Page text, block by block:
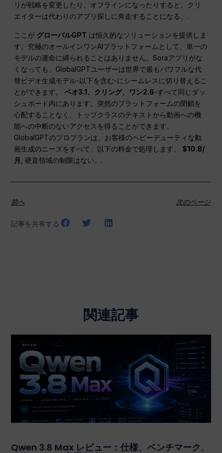
リが戦略を変更したり、オフラインになったりすると、クリ
エイターは代わりのアプリ探しに奔走することになる。.
ここが グローバルGPT は恒久的なソリューションを提供しま
す。究極のオールインワンAIプラットフォームとして、単一の
モデルの運命に縛られることはありません。Soraアプリがな
くなっても、GlobalGPTユーザーは世界で最もパワフルな代
替ビデオ生成モデル-以下を含む-にシームレスに切り替えるこ
とができます。ベオ3.1、クリング、ワン2.6-すべて同じダッ
シュボード内にあります。突然のプラットフォームの閉鎖を
心配することなく、トップクラスのテキストから動画への機
能への中断のないアクセスを得ることができます。
GlobalGPTのプロプランは、お客様のヘビーデューティな動
画生成のニーズをすべて、以下の料金で処理します。$10.8/
月 , 硬直領域の制限はない。.
前へ 次のページ
記事を共有する
関連記事
Qwen 3.8 Max レビュー：仕様、ベンチマーク、